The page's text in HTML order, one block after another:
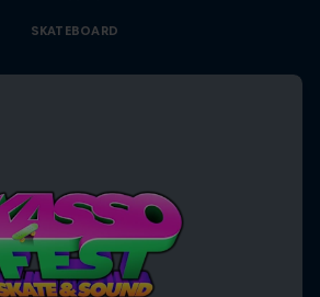
SKATEBOARD